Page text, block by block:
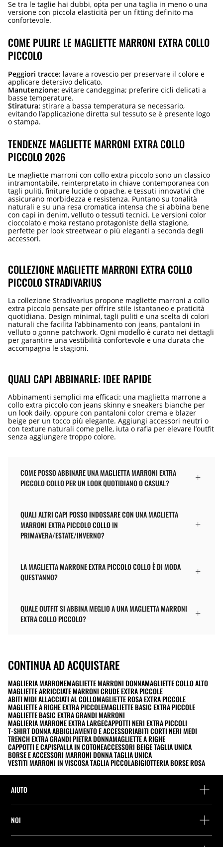
Se tra le taglie hai dubbi, opta per una taglia in meno o una
versione con piccola elasticità per un fitting definito ma
confortevole.
COME PULIRE LE MAGLIETTE MARRONI EXTRA COLLO
PICCOLO
Peggiori tracce: lavare a rovescio per preservare il colore e
applicare detersivo delicato.
Manutenzione: evitare candeggina; preferire cicli delicati a
basse temperature.
Stiratura: stirare a bassa temperatura se necessario,
evitando l’applicazione diretta sul tessuto se è presente logo
o stampa.
TENDENZE MAGLIETTE MARRONI EXTRA COLLO
PICCOLO 2026
Le magliette marroni con collo extra piccolo sono un classico
intramontabile, reinterpretato in chiave contemporanea con
tagli puliti, finiture lucide o opache, e tessuti innovativi che
assicurano morbidezza e resistenza. Puntano su tonalità
naturali e su una resa cromatica intensa che si abbina bene
con capi in denim, velluto o tessuti tecnici. Le versioni color
cioccolato e moka restano protagoniste della stagione,
perfette per look streetwear o più eleganti a seconda degli
accessori.
COLLEZIONE MAGLIETTE MARRONI EXTRA COLLO
PICCOLO STRADIVARIUS
La collezione Stradivarius propone magliette marroni a collo
extra piccolo pensate per offrire stile istantaneo e praticità
quotidiana. Design minimal, tagli puliti e una scelta di colori
naturali che facilita l’abbinamento con jeans, pantaloni in
velluto o gonne patchwork. Ogni modello è curato nei dettagli
per garantire una vestibilità confortevole e una durata che
accompagna le stagioni.
QUALI CAPI ABBINARLE: IDEE RAPIDE
Abbinamenti semplici ma efficaci: una maglietta marrone a
collo extra piccolo con jeans skinny e sneakers bianche per
un look daily, oppure con pantaloni color crema e blazer
beige per un tocco più elegante. Aggiungi accessori neutri o
con texture naturali come pelle, iuta o rafia per elevare l’outfit
senza aggiungere troppo colore.
COME POSSO ABBINARE UNA MAGLIETTA MARRONI EXTRA
PICCOLO COLLO PER UN LOOK QUOTIDIANO O CASUAL?
QUALI ALTRI CAPI POSSO INDOSSARE CON UNA MAGLIETTA
MARRONI EXTRA PICCOLO COLLO IN
PRIMAVERA/ESTATE/INVERNO?
LA MAGLIETTA MARRONE EXTRA PICCOLO COLLO È DI MODA
QUEST'ANNO?
QUALE OUTFIT SI ABBINA MEGLIO A UNA MAGLIETTA MARRONI
EXTRA COLLO PICCOLO?
CONTINUA AD ACQUISTARE
MAGLIERIA MARRONEMAGLIETTE MARRONI DONNAMAGLIETTE COLLO ALTO
MAGLIETTE ARRICCIATE MARRONI CRUDE EXTRA PICCOLE
ABITI MIDI ALLACCIATI AL COLLOMAGLIETTE ROSA EXTRA PICCOLE
MAGLIETTE A RIGHE EXTRA PICCOLEMAGLIETTE BASIC EXTRA PICCOLE
MAGLIETTE BASIC EXTRA GRANDI MARRONI
MAGLIERIA MARRONE EXTRA LARGECAPPOTTI NERI EXTRA PICCOLI
T-SHIRT DONNA ABBIGLIAMENTO E ACCESSORIABITI CORTI NERI MEDI
TRENCH EXTRA GRANDI PIETRA DONNAMAGLIETTE A RIGHE
CAPPOTTI E CAPISPALLA IN COTONEACCESSORI BEIGE TAGLIA UNICA
BORSE E ACCESSORI MARRONI DONNA TAGLIA UNICA
VESTITI MARRONI IN VISCOSA TAGLIA PICCOLABIGIOTTERIA BORSE ROSA
AIUTO
Rintraccia il tuo ordine
NOI